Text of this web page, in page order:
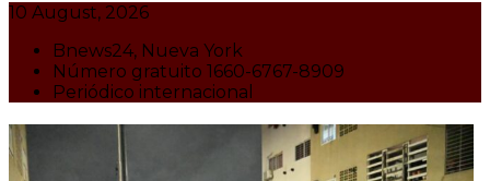
10 August, 2026
Bnews24, Nueva York
Número gratuito 1660-6767-8909
Periódico internacional